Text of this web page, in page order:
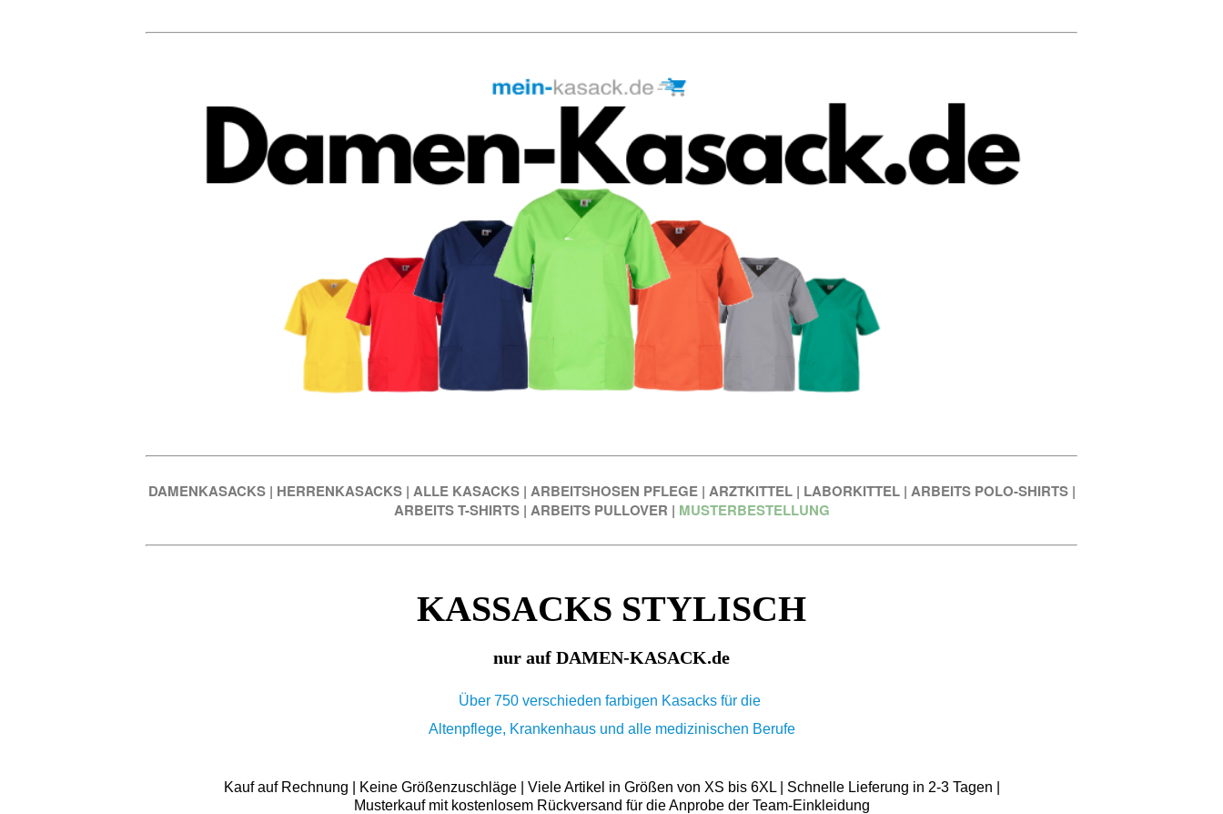
DAMENKASACKS | HERRENKASACKS | ALLE KASACKS | ARBEITSHOSEN PFLEGE | ARZTKITTEL | LABORKITTEL | ARBEITS POLO-SHIRTS |
ARBEITS T-SHIRTS | ARBEITS PULLOVER | MUSTERBESTELLUNG
KASSACKS STYLISCH
nur auf DAMEN-KASACK.de
Über 750 verschieden farbigen Kasacks für die
Altenpflege, Krankenhaus und alle medizinischen Berufe
Kauf auf Rechnung | Keine Größenzuschläge | Viele Artikel in Größen von XS bis 6XL | Schnelle Lieferung in 2-3 Tagen |
Musterkauf mit kostenlosem Rückversand für die Anprobe der Team-Einkleidung